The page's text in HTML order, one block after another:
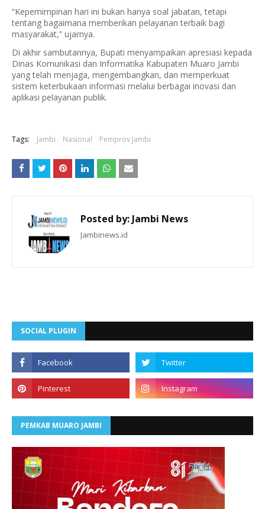
“Kepemimpinan hari ini bukan hanya soal jabatan, tetapi
tentang bagaimana memberikan pelayanan terbaik bagi
masyarakat,” ujarnya.
Di akhir sambutannya, Bupati menyampaikan apresiasi kepada
Dinas Komunikasi dan Informatika Kabupaten Muaro Jambi
yang telah menjaga, mengembangkan, dan memperkuat
sistem keterbukaan informasi melalui berbagai inovasi dan
aplikasi pelayanan publik.
Tags: Jambi Nasional Pemprov Jambi
Posted by:Jambi News
Jambinews.id
SOCIAL PLUGIN
PEMKAB MUARO JAMBI